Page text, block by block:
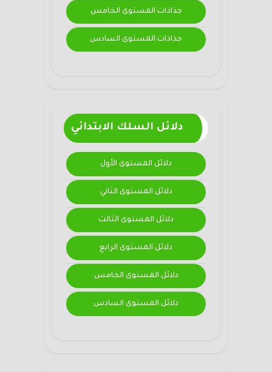
جذاذات المستوى الخامس
جذاذات المستوى السادس
دلائل السلك الابتدائي
دلائل المستوى الأول
دلائل المستوى الثاني
دلائل المستوى الثالث
دلائل المستوى الرابع
دلائل المستوى الخامس
دلائل المستوى السادس